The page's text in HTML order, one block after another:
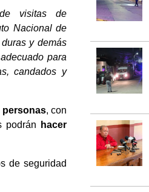
de visitas de
Nacional de
y demás
para
candados y
personas, con
podrán
hacer
de seguridad